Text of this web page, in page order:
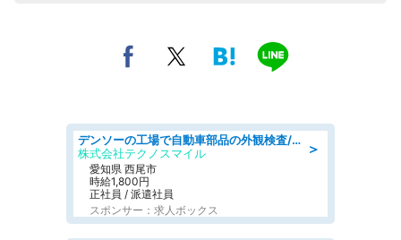
＞
デンソーの工場で自動車部品の外観検査/denso aichi
株式会社テクノスマイル
愛知県 西尾市
時給1,800円
正社員 / 派遣社員
スポンサー：求人ボックス